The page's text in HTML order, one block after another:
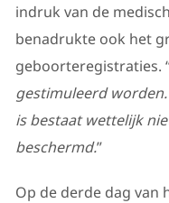
indruk van de
benadrukte ook het
geboorteregistraties.
gestimuleerd
is bestaat wettelijk
beschermd.”
Op de derde dag van